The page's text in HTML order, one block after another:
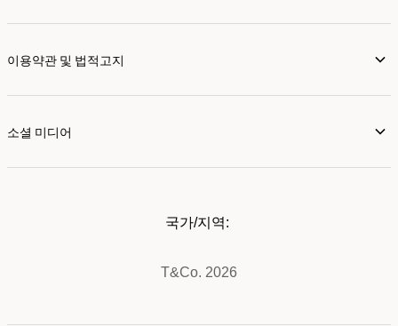
이용약관 및 법적고지
소셜 미디어
T&Co. 2026
국가/지역: